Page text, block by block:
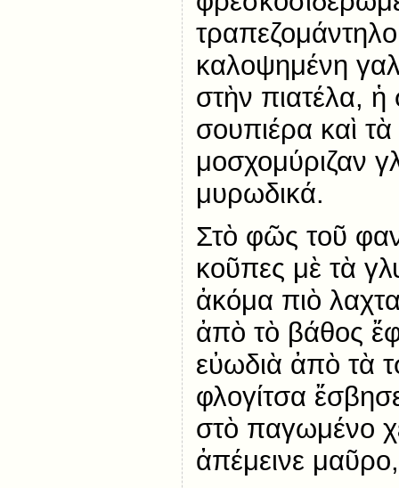
καλοψημένη
στὴν πιατέλα,
σουπιέρα καὶ
μοσχομύριζαν
μυρωδικά.
Στὸ φῶς τοῦ
κοῦπες μὲ τὰ
ἀκόμα πιὸ
ἀπὸ τὸ βάθος
εὐωδιὰ ἀπὸ τὰ
φλογίτσα
στὸ παγωμένο
ἀπέμεινε